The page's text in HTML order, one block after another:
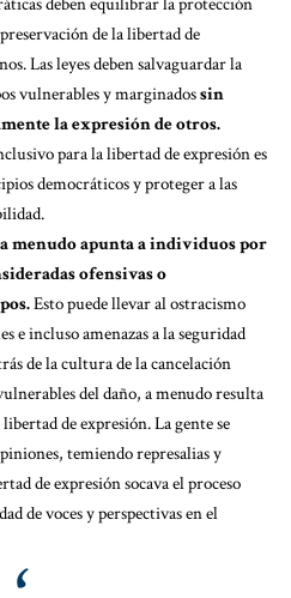
de la libertad de
Las leyes deben salvaguardar la
vulnerables y marginadossin
la expresión de otros.
para la libertad de expresión es
democráticos y proteger a las
menudo apunta a individuos por
ofensivas o
Esto puede llevar al ostracismo
e incluso amenazas a la seguridad
de la cultura de la cancelación
del daño, a menudo resulta
de expresión. La gente se
temiendo represalias y
de expresión socava el proceso
de voces y perspectivas en el